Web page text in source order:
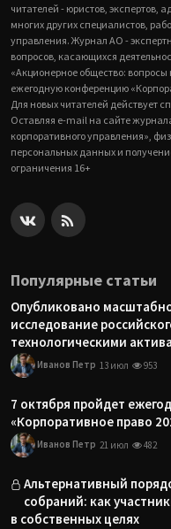
читателей - юристов, экспертов,
многих других специалистов,
управления. Журнал АО -
вопросов, касающихся
«Акционерное общество:
ежегодную конференцию
Для новых читателей действует
Оставляя e-mail на сайте
корпоративного управления»,
персональных данных и
ограничения 16+
Популярные статьи
Опубликовано
исследование
технологическими
Иванов Петр 13 июл 953
7 октября пройдет
«Корпоративное право
Иванов Петр 21 июл 482
Альтернативный
собраний: как
в собственных целях